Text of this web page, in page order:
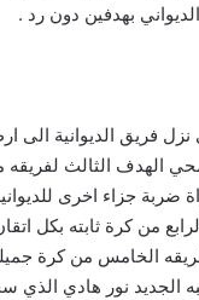
بهدفين دون رد .
فريق الديوانية الى
الخامس من كرة
نور هادي الذي